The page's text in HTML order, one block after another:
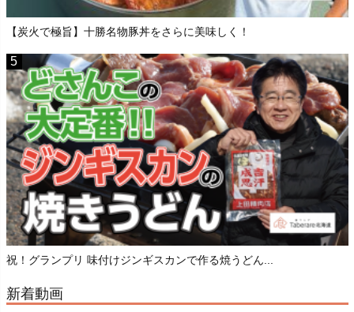
【炭火で極旨】十勝名物豚丼をさらに美味しく！
祝！グランプリ 味付けジンギスカンで作る焼うどん...
新着動画